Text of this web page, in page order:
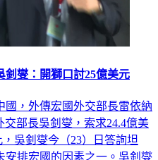
燮：開獅口討25億美元
，外傳宏國外交部長雷依納
交部長吳釗燮，索求24.4億美
吳釗燮今（23）日答詢坦
安排宏國的因素之一。吳釗燮